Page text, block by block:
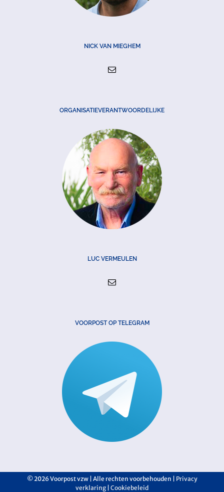
NICK VAN MIEGHEM
ORGANISATIEVERANTWOORDELIJKE
LUC VERMEULEN
VOORPOST OP TELEGRAM
©2026 Voorpost vzw | Alle rechten voorbehouden | Privacy
verklaring Cookiebeleid